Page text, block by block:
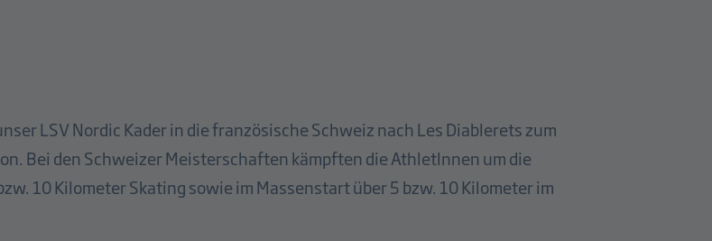
LSV Nordic Kader in die französische Schweiz nach Les Diablerets zum
Bei den Schweizer Meisterschaften kämpften die AthletInnen um die
10 Kilometer Skating sowie im Massenstart über 5 bzw. 10 Kilometer im